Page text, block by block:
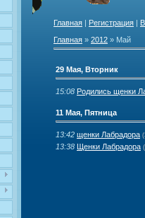
Главная | Регистрация |
Главная » 2012 » Май
29 Мая, Вторник
15:08 Родились щенки
11 Мая, Пятница
13:42 щенки Лабрадора
13:38 Щенки Лабрадора